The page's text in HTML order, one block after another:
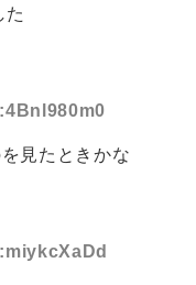
た
見たときかな